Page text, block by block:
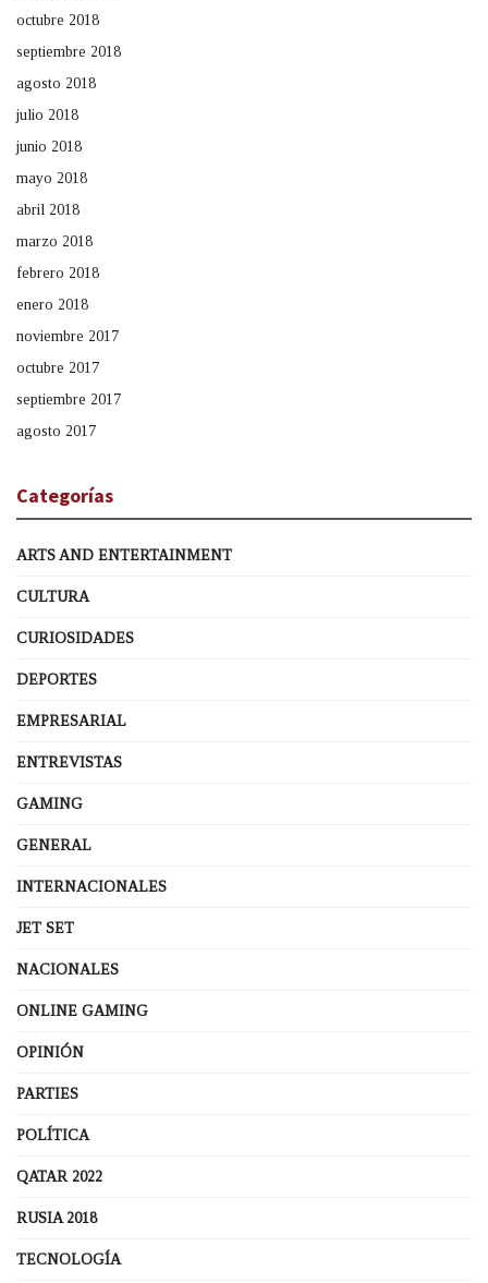
octubre 2018
septiembre 2018
agosto 2018
julio 2018
junio 2018
mayo 2018
abril 2018
marzo 2018
febrero 2018
enero 2018
noviembre 2017
octubre 2017
septiembre 2017
agosto 2017
Categorías
ARTS AND ENTERTAINMENT
CULTURA
CURIOSIDADES
DEPORTES
EMPRESARIAL
ENTREVISTAS
GAMING
GENERAL
INTERNACIONALES
JET SET
NACIONALES
ONLINE GAMING
OPINIÓN
PARTIES
POLÍTICA
QATAR 2022
RUSIA 2018
TECNOLOGÍA